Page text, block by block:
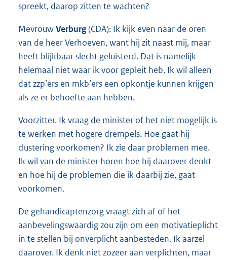
spreekt, daarop zitten te wachten?
MevrouwVerburg(CDA): Ik kijk even naar de oren
van de heer Verhoeven, want hij zit naast mij, maar
heeft blijkbaar slecht geluisterd. Dat is namelijk
helemaal niet waar ik voor gepleit heb. Ik wil alleen
dat zzp’ers en mkb’ers een opkontje kunnen krijgen
als ze er behoefte aan hebben.
Voorzitter. Ik vraag de minister of het niet mogelijk is
te werken met hogere drempels. Hoe gaat hij
clustering voorkomen? Ik zie daar problemen mee.
Ik wil van de minister horen hoe hij daarover denkt
en hoe hij de problemen die ik daarbij zie, gaat
voorkomen.
De gehandicaptenzorg vraagt zich af of het
aanbevelingswaardig zou zijn om een motivatieplicht
in te stellen bij onverplicht aanbesteden. Ik aarzel
daarover. Ik denk niet zozeer aan verplichten, maar